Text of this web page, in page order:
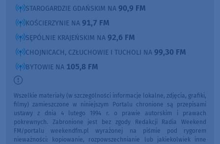
STAROGARDZIE GDAŃSKIM NA 90,9 FM
KOŚCIERZYNIE NA 91,7 FM
SĘPÓLNIE KRAJEŃSKIM NA 92,6 FM
CHOJNICACH, CZŁUCHOWIE I TUCHOLI NA 99,30 FM
BYTOWIE NA 105,8 FM
Wszelkie materiały (w szczególności informacje lokalne, zdjęcia, grafiki,
filmy) zamieszczone w niniejszym Portalu chronione są przepisami
ustawy z dnia 4 lutego 1994 r. o prawie autorskim i prawach
pokrewnych. Zabronione jest bez zgody Redakcji Radia Weekend
FM/portalu weekendfm.pl wyrażonej na piśmie pod rygorem
nieważności: kopiowanie, rozpowszechnianie lub jakiekolwiek inne